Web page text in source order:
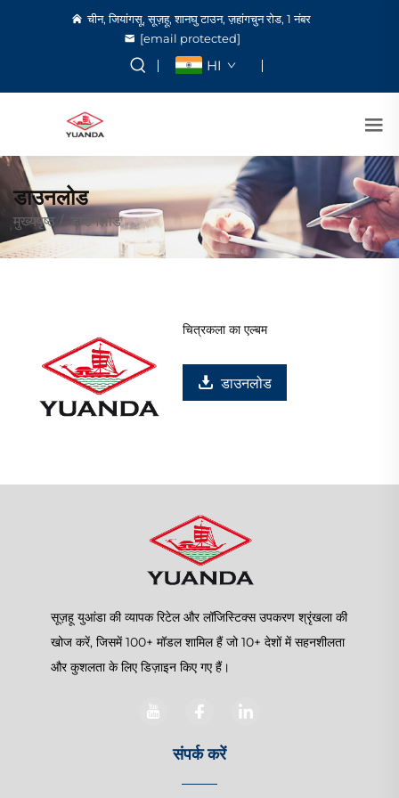
चीन, जियांगसू, सूज़हू, शानघु टाउन, ज़हांगचुन रोड, 1 नंबर
[email protected]
HI
डाउनलोड
मुख्यपृष्ठ /डाउनलोड
चित्रकला का एल्बम
डाउनलोड
सूज़हू युआंडा की व्यापक रिटेल और लॉजिस्टिक्स उपकरण श्रृंखला की
खोज करें, जिसमें 100+ मॉडल शामिल हैं जो 10+ देशों में सहनशीलता
और कुशलता के लिए डिज़ाइन किए गए हैं।
संपर्क करें